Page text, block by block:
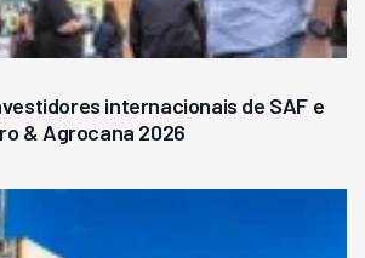
internacionais de SAF e
& Agrocana 2026